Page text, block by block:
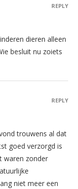
dieren alleen
besluit nu zoiets
REPLY
trouwens al dat
goed verzorgd is
waren zonder
niet meer een
REPLY